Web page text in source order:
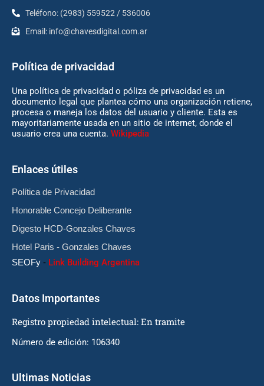
Teléfono: (2983) 559522 / 536006
Email: info@chavesdigital.com.ar
Política de privacidad
Una política de privacidad o póliza de privacidad es un
documento legal que plantea cómo una organización retiene,
procesa o maneja los datos del usuario y cliente. Esta es
mayoritariamente usada en un sitio de internet, donde el
usuario crea una cuenta. Wikipedia
Enlaces útiles
Política de Privacidad
Honorable Concejo Deliberante
Digesto HCD-Gonzales Chaves
Hotel Paris - Gonzales Chaves
SEOFy - Link Building Argentina
Datos Importantes
Registro propiedad intelectual: En tramite
Número de edición: 106340
Ultimas Noticias